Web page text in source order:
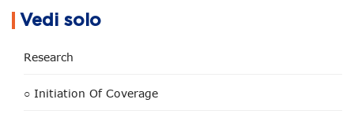
Vedi solo
Research
○ Initiation Of Coverage